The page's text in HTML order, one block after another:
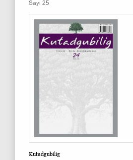
Sayı 25
Kutadgubilig